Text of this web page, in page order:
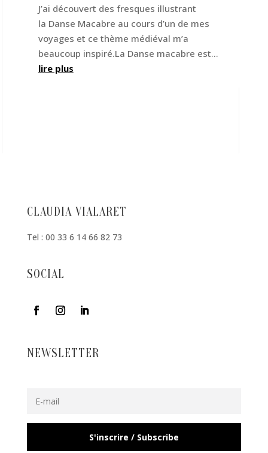
J’ai découvert des fresques illustrant
la Danse Macabre au cours d’un de mes
voyages et ce thème médiéval m’a
beaucoup inspiré.La Danse macabre est...
lire plus
CLAUDIA VIALARET
Tel : 00 33 6 14 66 82 73
SOCIAL
NEWSLETTER
S'inscrire / Subscribe